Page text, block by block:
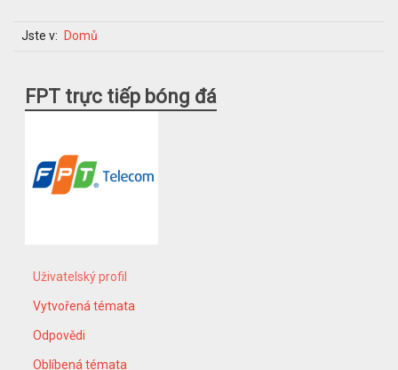
Jste v: Domů
FPT trực tiếp bóng đá
Uživatelský profil
Vytvořená témata
Odpovědi
Oblíbená témata